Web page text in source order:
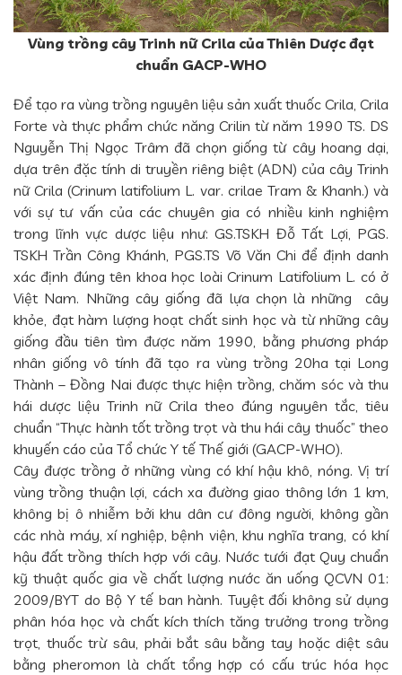
Vùng trồng cây Trinh nữ Crila của Thiên Dược đạt
chuẩn GACP-WHO
Để tạo ra vùng trồng nguyên liệu sản xuất thuốc Crila, Crila
Forte và thực phẩm chức năng Crilin từ năm 1990 TS. DS
Nguyễn Thị Ngọc Trâm đã chọn giống từ cây hoang dại,
dựa trên đặc tính di truyền riêng biệt (ADN) của cây Trinh
nữ Crila (Crinum latifolium L. var. crilae Tram & Khanh.) và
với sự tư vấn của các chuyên gia có nhiều kinh nghiệm
trong lĩnh vực dược liệu như: GS.TSKH Đỗ Tất Lợi, PGS.
TSKH Trần Công Khánh, PGS.TS Võ Văn Chi để định danh
xác định đúng tên khoa học loài Crinum Latifolium L. có ở
Việt Nam. Những cây giống đã lựa chọn là những cây
khỏe, đạt hàm lượng hoạt chất sinh học và từ những cây
giống đầu tiên tìm được năm 1990, bằng phương pháp
nhân giống vô tính đã tạo ra vùng trồng 20ha tại Long
Thành – Đồng Nai được thực hiện trồng, chăm sóc và thu
hái dược liệu Trinh nữ Crila theo đúng nguyên tắc, tiêu
chuẩn “Thực hành tốt trồng trọt và thu hái cây thuốc” theo
khuyến cáo của Tổ chức Y tế Thế giới (GACP-WHO).
Cây được trồng ở những vùng có khí hậu khô, nóng. Vị trí
vùng trồng thuận lợi, cách xa đường giao thông lớn 1 km,
không bị ô nhiễm bởi khu dân cư đông người, không gần
các nhà máy, xí nghiệp, bệnh viện, khu nghĩa trang, có khí
hậu đất trồng thích hợp với cây. Nước tưới đạt Quy chuẩn
kỹ thuật quốc gia về chất lượng nước ăn uống QCVN 01:
2009/BYT do Bộ Y tế ban hành. Tuyệt đối không sử dụng
phân hóa học và chất kích thích tăng trưởng trong trồng
trọt, thuốc trừ sâu, phải bắt sâu bằng tay hoặc diệt sâu
bằng pheromon là chất tổng hợp có cấu trúc hóa học